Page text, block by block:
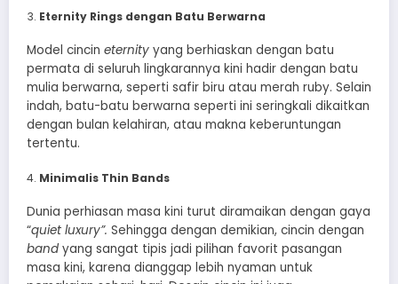
Eternity Rings dengan Batu Berwarna
Model cincin eternity yang berhiaskan dengan batu
permata di seluruh lingkarannya kini hadir dengan batu
mulia berwarna, seperti safir biru atau merah ruby. Selain
indah, batu-batu berwarna seperti ini seringkali dikaitkan
dengan bulan kelahiran, atau makna keberuntungan
tertentu.
Minimalis Thin Bands
Dunia perhiasan masa kini turut diramaikan dengan gaya
“quiet luxury”. Sehingga dengan demikian, cincin dengan
band yang sangat tipis jadi pilihan favorit pasangan
masa kini, karena dianggap lebih nyaman untuk